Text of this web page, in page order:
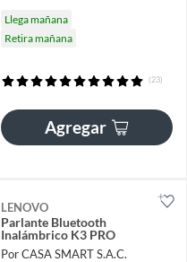
Llega mañana
Retira mañana
(23)
Agregar
LENOVO
Parlante Bluetooth
Inalámbrico K3 PRO
Por CASA SMART S.A.C.